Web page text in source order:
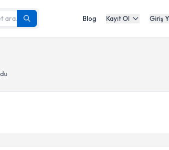
Blog Kayıt Ol Giriş